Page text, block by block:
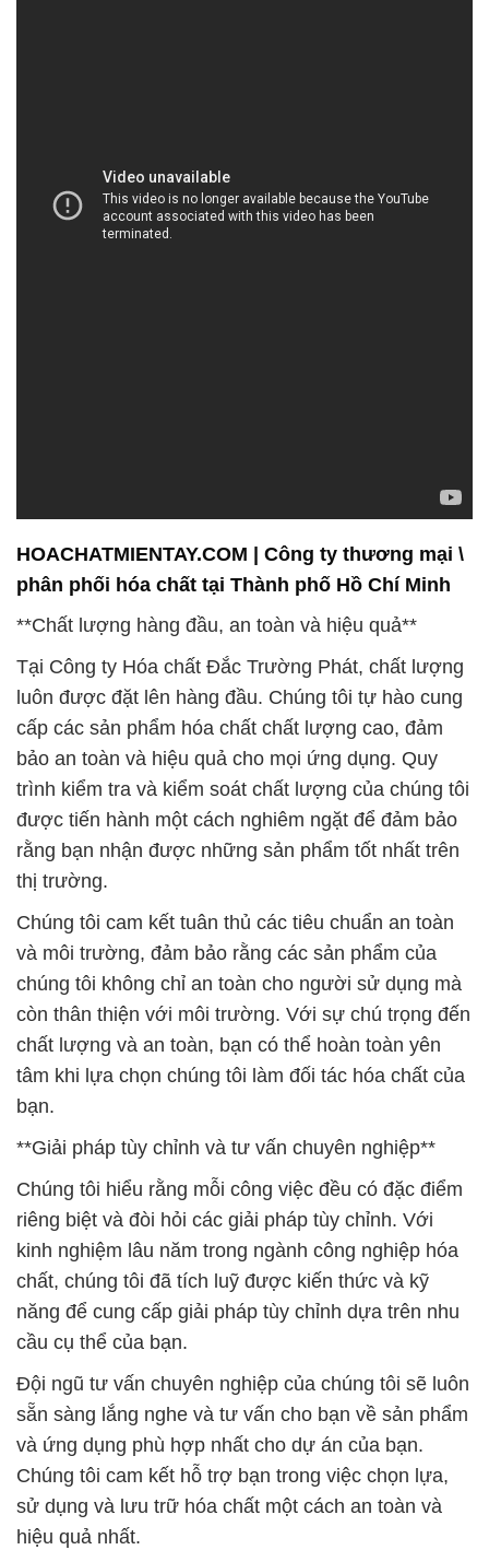
HOACHATMIENTAY.COM | Công ty thương mại \
phân phối hóa chất tại Thành phố Hồ Chí Minh
**Chất lượng hàng đầu, an toàn và hiệu quả**
Tại Công ty Hóa chất Đắc Trường Phát, chất lượng
luôn được đặt lên hàng đầu. Chúng tôi tự hào cung
cấp các sản phẩm hóa chất chất lượng cao, đảm
bảo an toàn và hiệu quả cho mọi ứng dụng. Quy
trình kiểm tra và kiểm soát chất lượng của chúng tôi
được tiến hành một cách nghiêm ngặt để đảm bảo
rằng bạn nhận được những sản phẩm tốt nhất trên
thị trường.
Chúng tôi cam kết tuân thủ các tiêu chuẩn an toàn
và môi trường, đảm bảo rằng các sản phẩm của
chúng tôi không chỉ an toàn cho người sử dụng mà
còn thân thiện với môi trường. Với sự chú trọng đến
chất lượng và an toàn, bạn có thể hoàn toàn yên
tâm khi lựa chọn chúng tôi làm đối tác hóa chất của
bạn.
**Giải pháp tùy chỉnh và tư vấn chuyên nghiệp**
Chúng tôi hiểu rằng mỗi công việc đều có đặc điểm
riêng biệt và đòi hỏi các giải pháp tùy chỉnh. Với
kinh nghiệm lâu năm trong ngành công nghiệp hóa
chất, chúng tôi đã tích luỹ được kiến thức và kỹ
năng để cung cấp giải pháp tùy chỉnh dựa trên nhu
cầu cụ thể của bạn.
Đội ngũ tư vấn chuyên nghiệp của chúng tôi sẽ luôn
sẵn sàng lắng nghe và tư vấn cho bạn về sản phẩm
và ứng dụng phù hợp nhất cho dự án của bạn.
Chúng tôi cam kết hỗ trợ bạn trong việc chọn lựa,
sử dụng và lưu trữ hóa chất một cách an toàn và
hiệu quả nhất.